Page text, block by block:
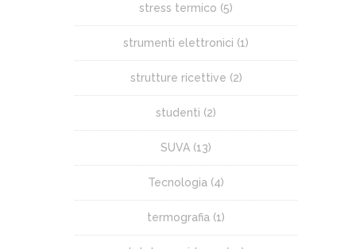
stress termico (5)
strumenti elettronici (1)
strutture ricettive (2)
studenti (2)
SUVA (13)
Tecnologia (4)
termografia (1)